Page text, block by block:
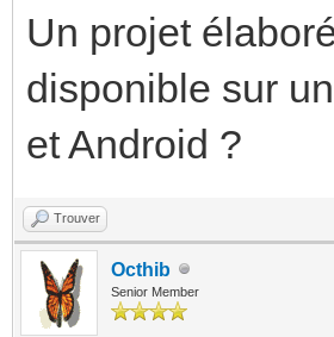
Un projet
disponible sur
et Android ?
Trouver
Octhib
Senior Member